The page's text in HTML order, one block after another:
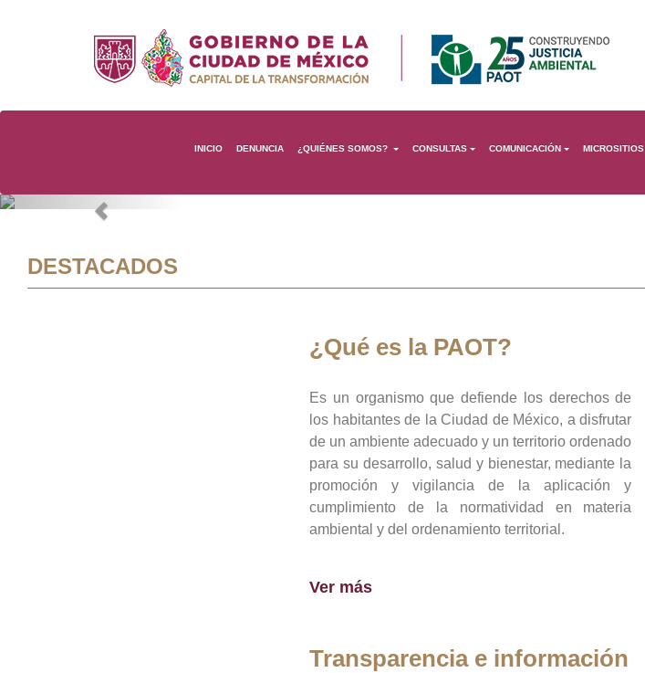
INICIO DENUNCIA ¿QUIÉNES SOMOS? CONSULTAS COMUNICACIÓN MICROSITIOS
Previous
DESTACADOS
¿Qué es la PAOT?
Es un organismo que defiende los derechos de
los habitantes de la Ciudad de México, a disfrutar
de un ambiente adecuado y un territorio ordenado
para su desarrollo, salud y bienestar, mediante la
promoción y vigilancia de la aplicación y
cumplimiento de la normatividad en materia
ambiental y del ordenamiento territorial.
Ver más
Transparencia e información